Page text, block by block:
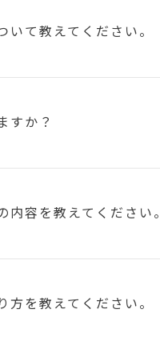
て教えてください。
すか？
容を教えてください。
を教えてください。